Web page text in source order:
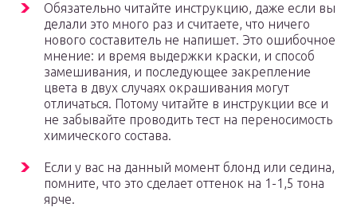
Обязательно читайте инструкцию, даже если вы
делали это много раз и считаете, что ничего
нового составитель не напишет. Это ошибочное
мнение: и время выдержки краски, и способ
замешивания, и последующее закрепление
цвета в двух случаях окрашивания могут
отличаться. Потому читайте в инструкции все и
не забывайте проводить тест на переносимость
химического состава.
Если у вас на данный момент блонд или седина,
помните, что это сделает оттенок на 1-1,5 тона
ярче.